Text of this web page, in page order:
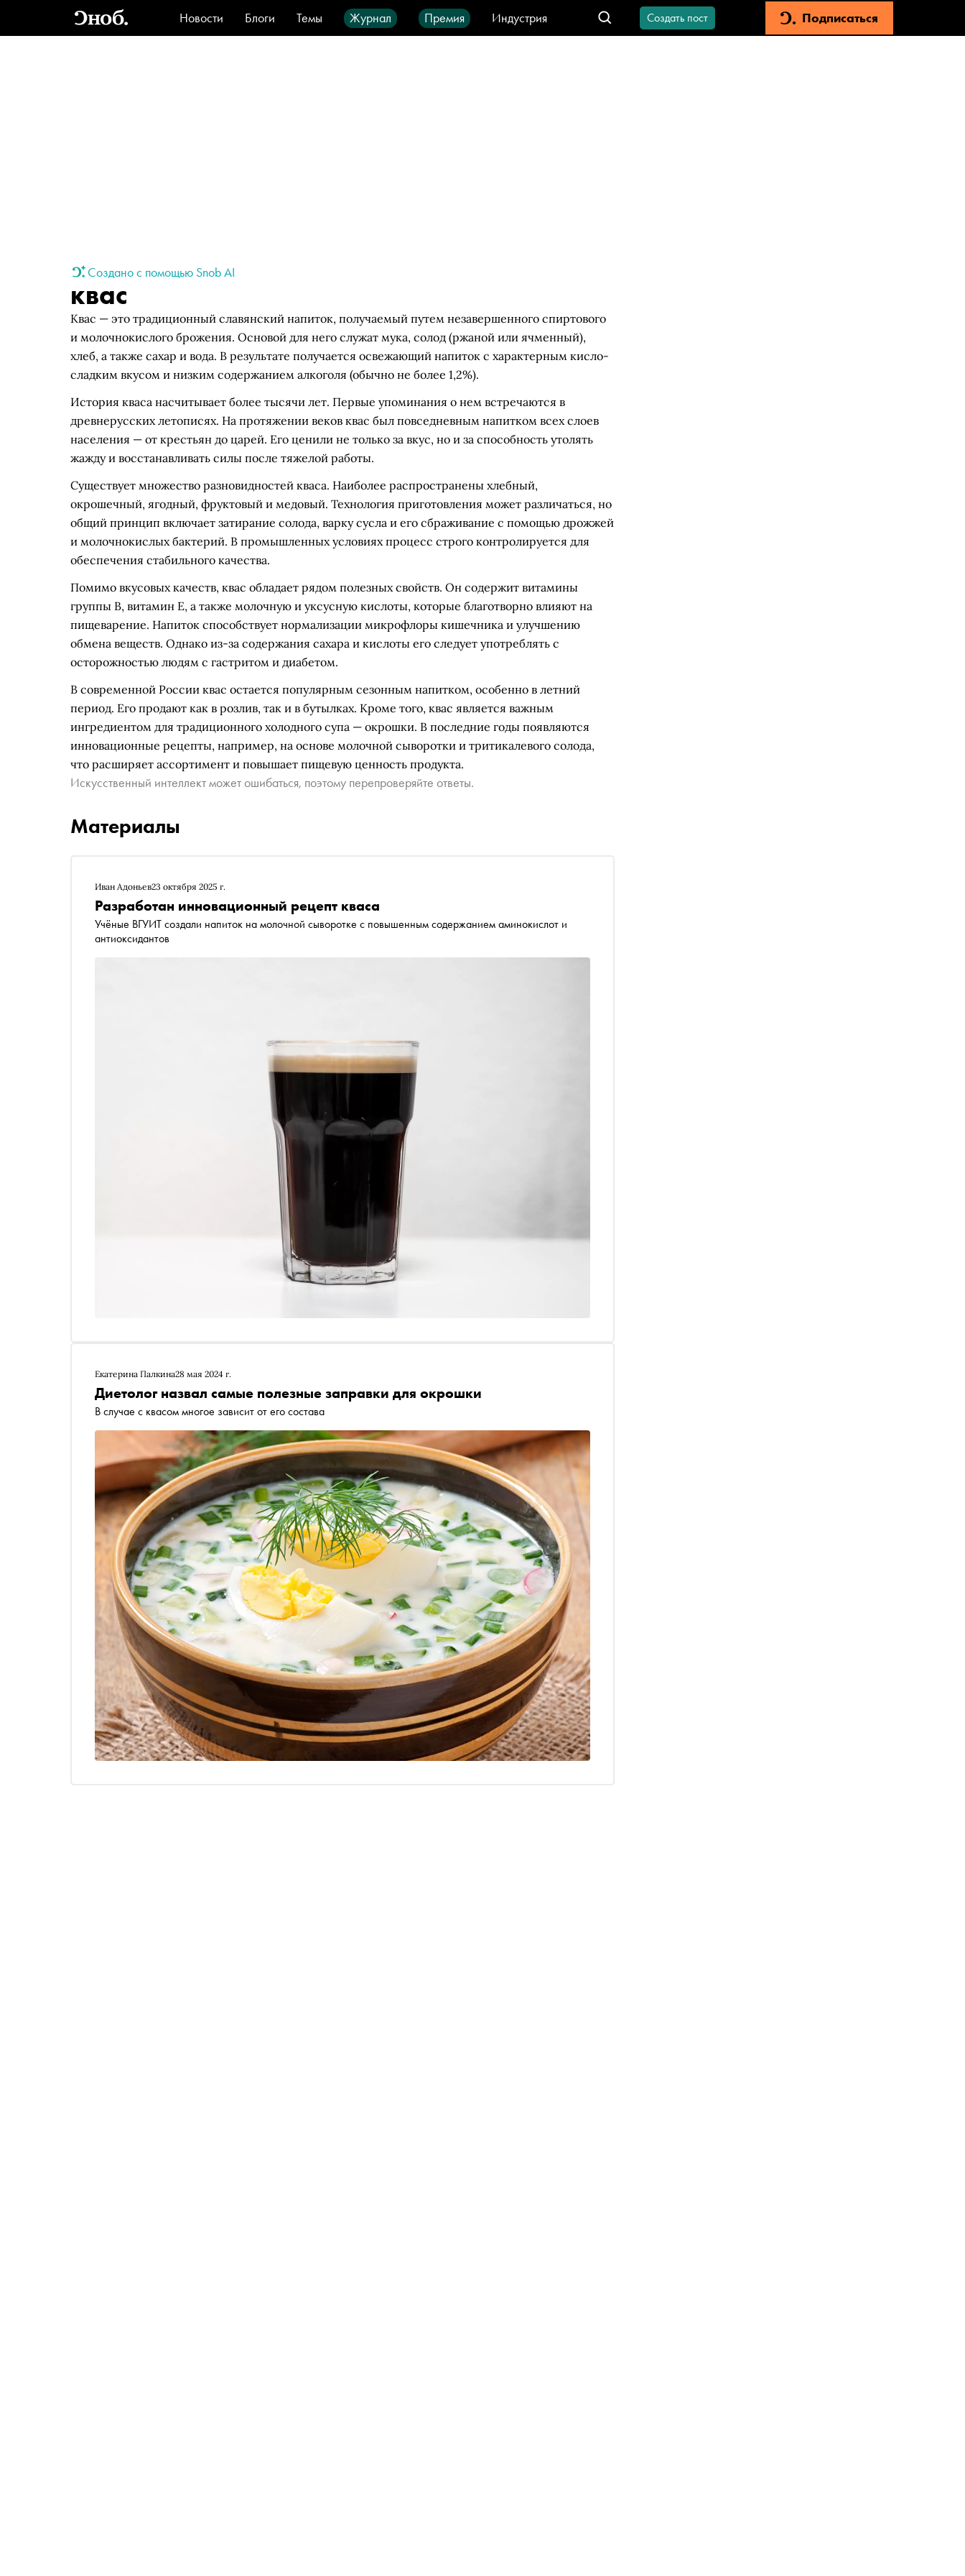
Новости Блоги Темы Журнал Премия
Индустрия
Стиль
Видео Город IT-продукты
Создать пост Подписаться
Создано с помощью Snob AI
квас
Квас — это традиционный славянский напиток, получаемый путем незавершенного спиртового
и молочнокислого брожения. Основой для него служат мука, солод (ржаной или ячменный),
хлеб, а также сахар и вода. В результате получается освежающий напиток с характерным кисло-
сладким вкусом и низким содержанием алкоголя (обычно не более 1,2%).
История кваса насчитывает более тысячи лет. Первые упоминания о нем встречаются в
древнерусских летописях. На протяжении веков квас был повседневным напитком всех слоев
населения — от крестьян до царей. Его ценили не только за вкус, но и за способность утолять
жажду и восстанавливать силы после тяжелой работы.
Существует множество разновидностей кваса. Наиболее распространены хлебный,
окрошечный, ягодный, фруктовый и медовый. Технология приготовления может различаться, но
общий принцип включает затирание солода, варку сусла и его сбраживание с помощью дрожжей
и молочнокислых бактерий. В промышленных условиях процесс строго контролируется для
обеспечения стабильного качества.
Помимо вкусовых качеств, квас обладает рядом полезных свойств. Он содержит витамины
группы B, витамин E, а также молочную и уксусную кислоты, которые благотворно влияют на
пищеварение. Напиток способствует нормализации микрофлоры кишечника и улучшению
обмена веществ. Однако из-за содержания сахара и кислоты его следует употреблять с
осторожностью людям с гастритом и диабетом.
В современной России квас остается популярным сезонным напитком, особенно в летний
период. Его продают как в розлив, так и в бутылках. Кроме того, квас является важным
ингредиентом для традиционного холодного супа — окрошки. В последние годы появляются
инновационные рецепты, например, на основе молочной сыворотки и тритикалевого солода,
что расширяет ассортимент и повышает пищевую ценность продукта.
Искусственный интеллект может ошибаться, поэтому перепроверяйте ответы.
Материалы
Иван Адоньев23 октября 2025 г.
Разработан инновационный рецепт кваса
Учёные ВГУИТ создали напиток на молочной сыворотке с повышенным содержанием аминокислот и
антиоксидантов
Екатерина Палкина28 мая 2024 г.
Диетолог назвал самые полезные заправки для окрошки
В случае с квасом многое зависит от его состава